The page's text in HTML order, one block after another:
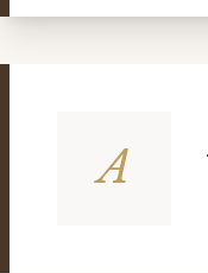
A